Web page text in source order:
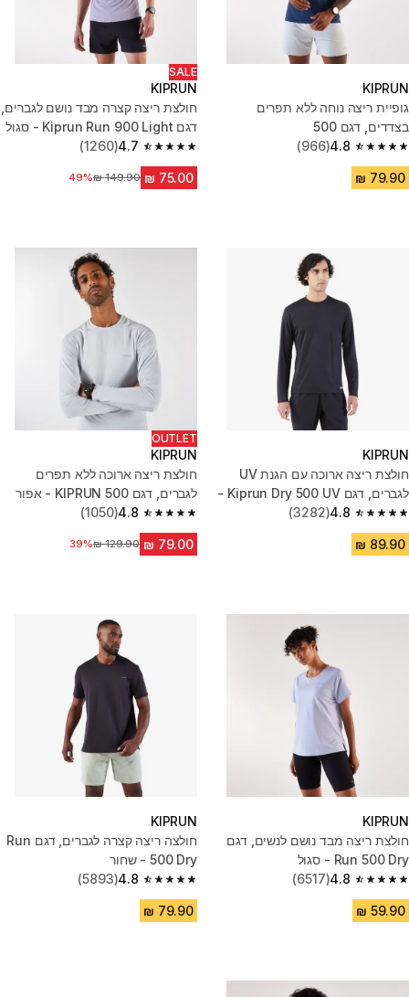
KIPRUN
גופיית ריצה נוחה ללא תפרים
בצדדים, דגם 500
4.8
4.8 out of 5 stars from 966 reviews
(966)
SALE
KIPRUN
חולצת ריצה קצרה מבד נושם לגברים,
דגם Kiprun Run 900 Light - סגול
4.7
4.7 out of 5 stars from 1260 reviews
(1260)
מחיר לפני הנחה‏149.90 ₪
49%
KIPRUN
חולצת ריצה ארוכה עם הגנת UV
לגברים, דגם Kiprun Dry 500 UV -
שחור
4.8
4.8 out of 5 stars from 3282 reviews
(3282)
OUTLET
KIPRUN
חולצת ריצה ארוכה ללא תפרים
לגברים, דגם KIPRUN 500 - אפור
4.8
4.8 out of 5 stars from 1050 reviews
(1050)
מחיר לפני הנחה‏129.90 ₪
39%
KIPRUN
חולצת ריצה מבד נושם לנשים, דגם
Run 500 Dry - סגול
4.8
4.8 out of 5 stars from 6517 reviews
(6517)
KIPRUN
חולצה ריצה קצרה לגברים, דגם Run
500 Dry - שחור
4.8
4.8 out of 5 stars from 5893 reviews
(5893)